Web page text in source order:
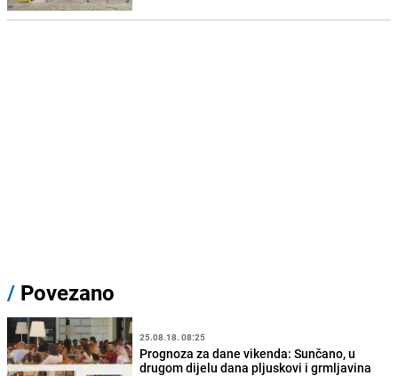
/ Povezano
25.08.18. 08:25
Prognoza za dane vikenda: Sunčano, u
drugom dijelu dana pljuskovi i grmljavina